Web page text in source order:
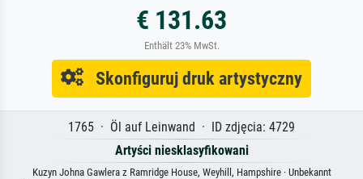
€ 131.63
Enthält 23% MwSt.
Skonfiguruj druk artystyczny
1765 · Öl auf Leinwand · ID zdjęcia: 4729
Artyści niesklasyfikowani
Kuzyn Johna Gawlera z Ramridge House, Weyhill, Hampshire · Unbekannt